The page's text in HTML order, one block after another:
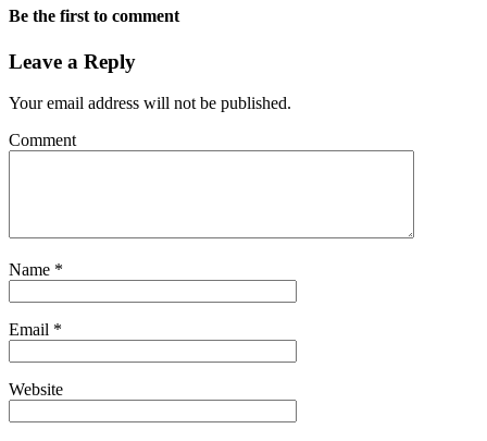
Be the first to comment
Leave a Reply
Your email address will not be published.
Comment
Name *
Email *
Website